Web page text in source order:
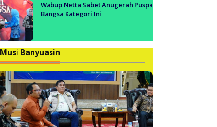
Wabup Netta Sabet Anugerah Puspa
Bangsa Kategori Ini
Musi Banyuasin